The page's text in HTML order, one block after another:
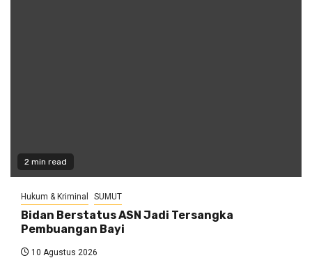
2 min read
Hukum & Kriminal SUMUT
Bidan Berstatus ASN Jadi Tersangka
Pembuangan Bayi
10 Agustus 2026